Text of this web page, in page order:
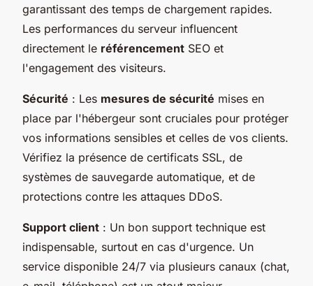
garantissant des temps de chargement rapides.
Les performances du serveur influencent
directement le référencement SEO et
l'engagement des visiteurs.
Sécurité : Les mesures de sécurité mises en
place par l'hébergeur sont cruciales pour protéger
vos informations sensibles et celles de vos clients.
Vérifiez la présence de certificats SSL, de
systèmes de sauvegarde automatique, et de
protections contre les attaques DDoS.
Support client : Un bon support technique est
indispensable, surtout en cas d'urgence. Un
service disponible 24/7 via plusieurs canaux (chat,